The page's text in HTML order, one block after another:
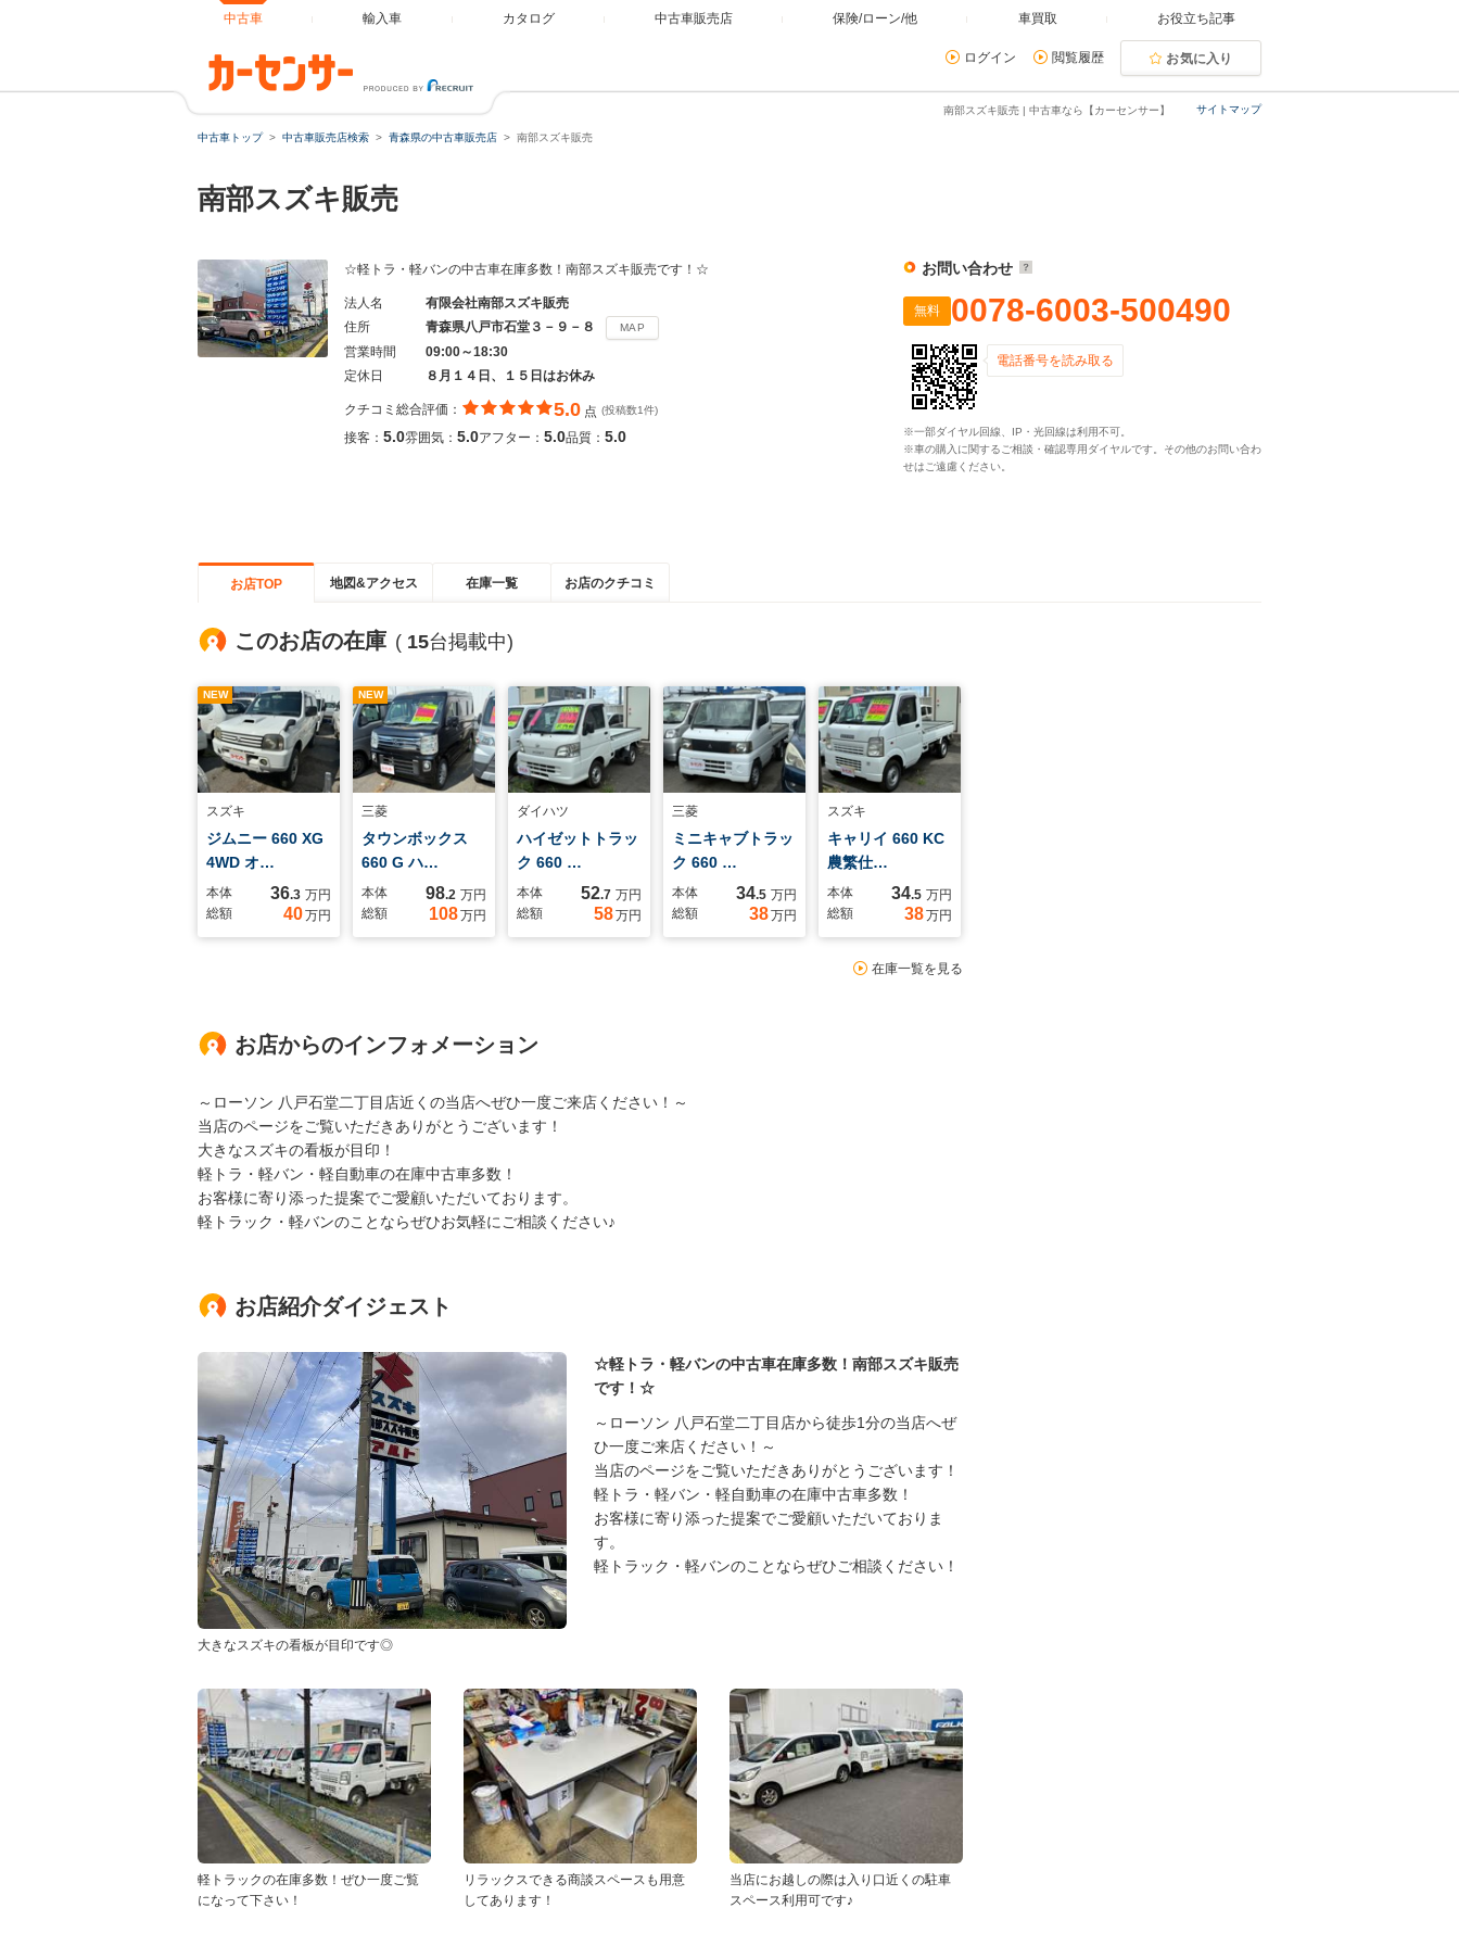
中古車 輸入車 カタログ 中古車販売店 保険/ローン/他 車買取 お役立ち記事
ログイン 閲覧履歴 お気に入り
サイトマップ
南部スズキ販売 | 中古車なら【カーセンサー】
中古車トップ 中古車販売店検索 青森県の中古車販売店 南部スズキ販売
南部スズキ販売
☆軽トラ・軽バンの中古車在庫多数！南部スズキ販売です！☆
法人名
有限会社南部スズキ販売
住所
青森県八戸市石堂３－９－８ MAP
営業時間
09:00～18:30
定休日
８月１４日、１５日はお休み
クチコミ総合評価： 5.0 点 (投稿数1件)
接客： 5.0雰囲気： 5.0アフター： 5.0品質： 5.0
お問い合わせ
無料 0078-6003-500490
電話番号を読み取る
※一部ダイヤル回線、IP・光回線は利用不可。
※車の購入に関するご相談・確認専用ダイヤルです。その他のお問い合わ
せはご遠慮ください。
お店TOP 地図&アクセス 在庫一覧 お店のクチコミ
このお店の在庫 ( 15台掲載中)
NEW
スズキ
ジムニー 660 XG
4WD オ…
本体 36.3 万円
総額
40万円
NEW
三菱
タウンボックス
660 G ハ…
本体 98.2 万円
総額
108万円
ダイハツ
ハイゼットトラッ
ク 660 …
本体 52.7 万円
総額
58万円
三菱
ミニキャブトラッ
ク 660 …
本体 34.5 万円
総額
38万円
スズキ
キャリイ 660 KC
農繁仕…
本体 34.5 万円
総額
38万円
在庫一覧を見る
お店からのインフォメーション
～ローソン 八戸石堂二丁目店近くの当店へぜひ一度ご来店ください！～
当店のページをご覧いただきありがとうございます！
大きなスズキの看板が目印！
軽トラ・軽バン・軽自動車の在庫中古車多数！
お客様に寄り添った提案でご愛顧いただいております。
軽トラック・軽バンのことならぜひお気軽にご相談ください♪
お店紹介ダイジェスト
大きなスズキの看板が目印です◎
☆軽トラ・軽バンの中古車在庫多数！南部スズキ販売
です！☆
～ローソン 八戸石堂二丁目店から徒歩1分の当店へぜ
ひ一度ご来店ください！～
当店のページをご覧いただきありがとうございます！
軽トラ・軽バン・軽自動車の在庫中古車多数！
お客様に寄り添った提案でご愛顧いただいておりま
す。
軽トラック・軽バンのことならぜひご相談ください！
軽トラックの在庫多数！ぜひ一度ご覧
になって下さい！
リラックスできる商談スペースも用意
してあります！
当店にお越しの際は入り口近くの駐車
スペース利用可です♪